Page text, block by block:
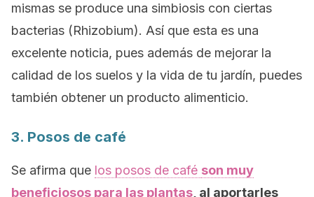
mismas se produce una simbiosis con ciertas
bacterias (Rhizobium). Así que esta es una
excelente noticia, pues además de mejorar la
calidad de los suelos y la vida de tu jardín, puedes
también obtener un producto alimenticio.
3. Posos de café
Se afirma que los posos de café son muy
beneficiosos para las plantas , al aportarles